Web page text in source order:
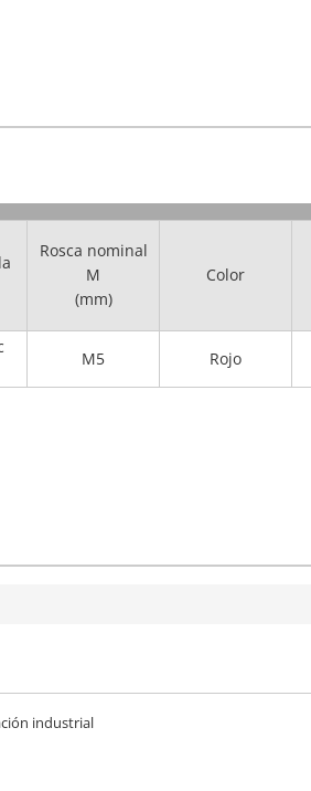
Rosca nominal
M
(mm)
Color
M5 Rojo
industrial